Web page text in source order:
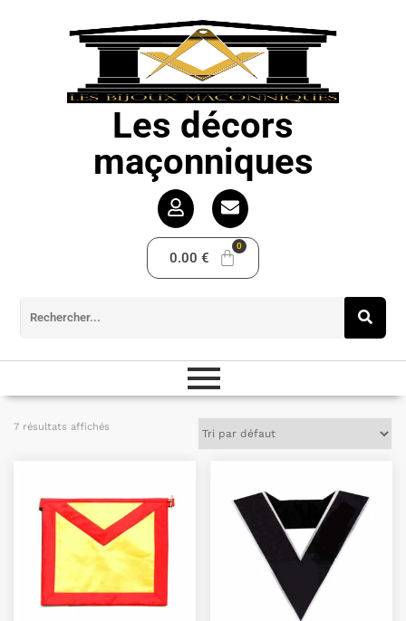
Les décors
maçonniques
0.00 €
7 résultats affichés